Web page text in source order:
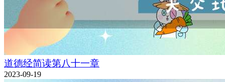
道德经简读第八十一章
2023-09-19